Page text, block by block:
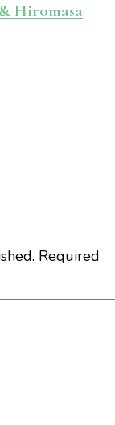
Hiromasa
Required